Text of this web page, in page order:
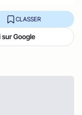
CLASSER
Google